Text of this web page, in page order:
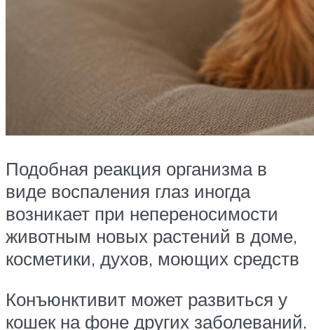
Подобная реакция организма в
виде воспаления глаз иногда
возникает при непереносимости
животным новых растений в доме,
косметики, духов, моющих средств
Конъюнктивит может развиться у
кошек на фоне других заболеваний.